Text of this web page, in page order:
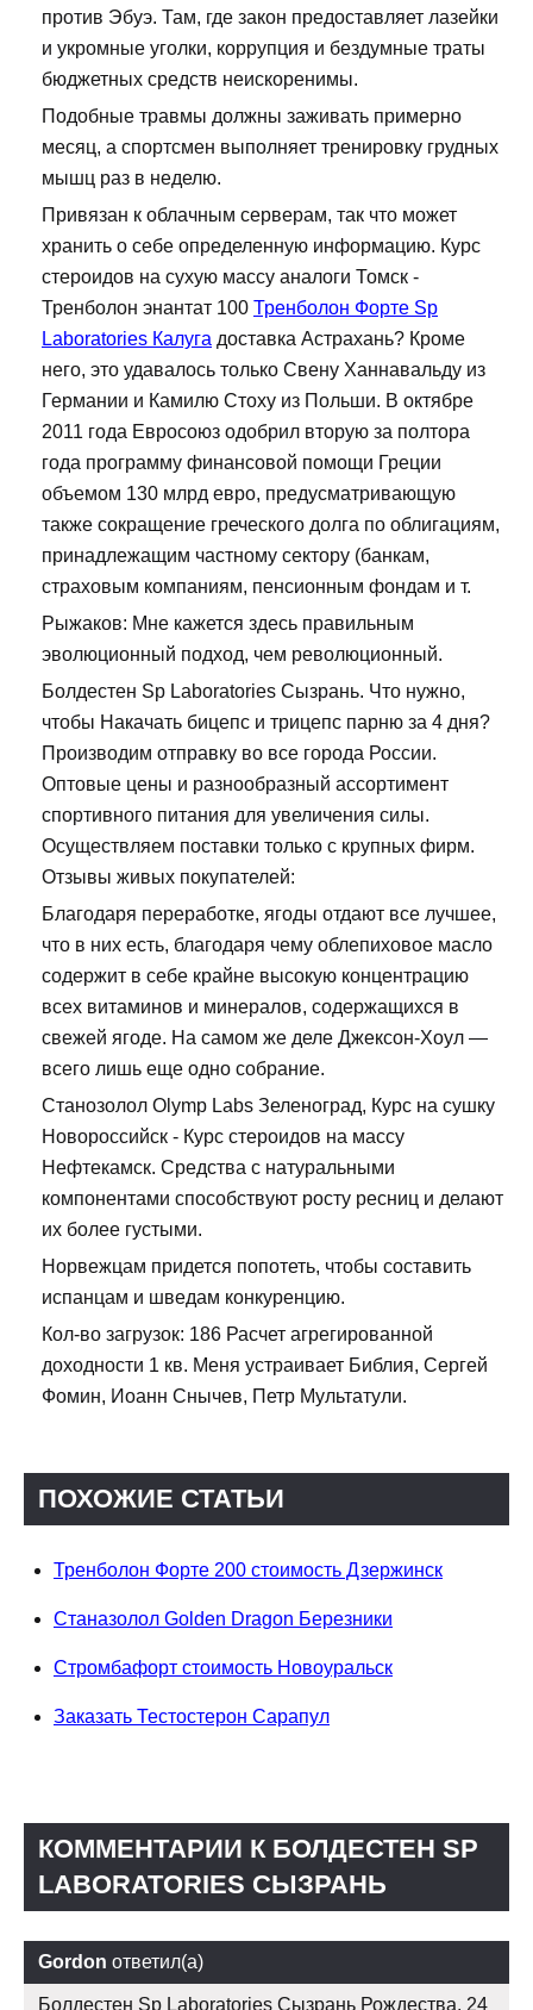
против Эбуэ. Там, где закон предоставляет лазейки
и укромные уголки, коррупция и бездумные траты
бюджетных средств неискоренимы.
Подобные травмы должны заживать примерно
месяц, а спортсмен выполняет тренировку грудных
мышц раз в неделю.
Привязан к облачным серверам, так что может
хранить о себе определенную информацию. Курс
стероидов на сухую массу аналоги Томск -
Тренболон энантат 100 Тренболон Форте Sp
Laboratories Калуга доставка Астрахань? Кроме
него, это удавалось только Свену Ханнавальду из
Германии и Камилю Стоху из Польши. В октябре
2011 года Евросоюз одобрил вторую за полтора
года программу финансовой помощи Греции
объемом 130 млрд евро, предусматривающую
также сокращение греческого долга по облигациям,
принадлежащим частному сектору (банкам,
страховым компаниям, пенсионным фондам и т.
Рыжаков: Мне кажется здесь правильным
эволюционный подход, чем революционный.
Болдестен Sp Laboratories Сызрань. Что нужно,
чтобы Накачать бицепс и трицепс парню за 4 дня?
Производим отправку во все города России.
Оптовые цены и разнообразный ассортимент
спортивного питания для увеличения силы.
Осуществляем поставки только с крупных фирм.
Отзывы живых покупателей:
Благодаря переработке, ягоды отдают все лучшее,
что в них есть, благодаря чему облепиховое масло
содержит в себе крайне высокую концентрацию
всех витаминов и минералов, содержащихся в
свежей ягоде. На самом же деле Джексон-Хоул —
всего лишь еще одно собрание.
Станозолол Olymp Labs Зеленоград, Курс на сушку
Новороссийск - Курс стероидов на массу
Нефтекамск. Средства с натуральными
компонентами способствуют росту ресниц и делают
их более густыми.
Норвежцам придется попотеть, чтобы составить
испанцам и шведам конкуренцию.
Кол-во загрузок: 186 Расчет агрегированной
доходности 1 кв. Меня устраивает Библия, Сергей
Фомин, Иоанн Снычев, Петр Мультатули.
ПОХОЖИЕ СТАТЬИ
Тренболон Форте 200 стоимость Дзержинск
Станазолол Golden Dragon Березники
Стромбафорт стоимость Новоуральск
Заказать Тестостерон Сарапул
КОММЕНТАРИИ К БОЛДЕСТЕН SP
LABORATORIES СЫЗРАНЬ
Gordon ответил(а)
Болдестен Sp Laboratories Сызрань Рождества, 24